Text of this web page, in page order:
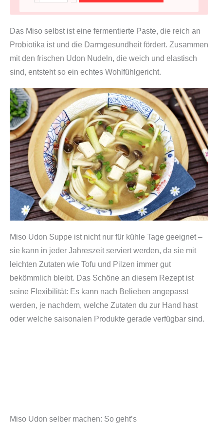
i
o
P
a
s
t
e
S
h
s
h
u
S
h
i
r
o
4
0
0
g
p
Das Miso selbst ist eine fermentierte Paste, die reich an
Probiotika ist und die Darmgesundheit fördert. Zusammen
mit den frischen Udon Nudeln, die weich und elastisch
sind, entsteht so ein echtes Wohlfühlgericht.
Miso Udon Suppe ist nicht nur für kühle Tage geeignet –
sie kann in jeder Jahreszeit serviert werden, da sie mit
leichten Zutaten wie Tofu und Pilzen immer gut
bekömmlich bleibt. Das Schöne an diesem Rezept ist
seine Flexibilität: Es kann nach Belieben angepasst
werden, je nachdem, welche Zutaten du zur Hand hast
oder welche saisonalen Produkte gerade verfügbar sind.
Miso Udon selber machen: So geht’s